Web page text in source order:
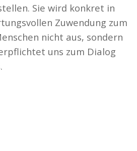
Sie wird konkret in
Zuwendung zum
nicht aus, sondern
uns zum Dialog